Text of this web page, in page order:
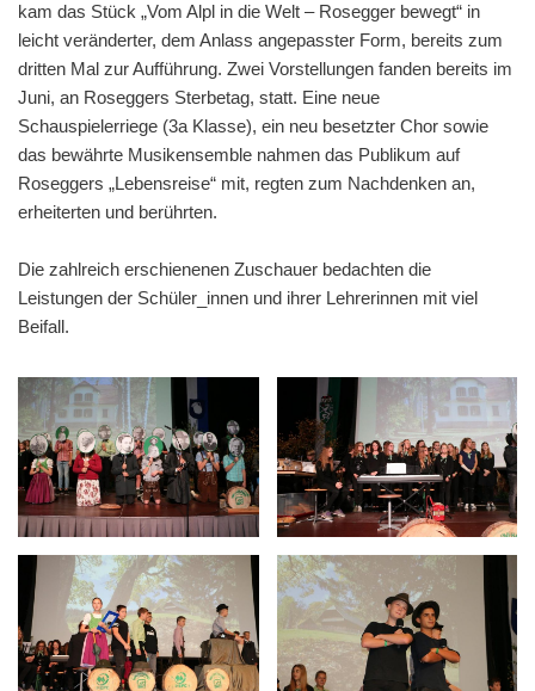
kam das Stück „Vom Alpl in die Welt – Rosegger bewegt“ in
leicht veränderter, dem Anlass angepasster Form, bereits zum
dritten Mal zur Aufführung. Zwei Vorstellungen fanden bereits im
Juni, an Roseggers Sterbetag, statt. Eine neue
Schauspielerriege (3a Klasse), ein neu besetzter Chor sowie
das bewährte Musikensemble nahmen das Publikum auf
Roseggers „Lebensreise“ mit, regten zum Nachdenken an,
erheiterten und berührten.
Die zahlreich erschienenen Zuschauer bedachten die
Leistungen der Schüler_innen und ihrer Lehrerinnen mit viel
Beifall.